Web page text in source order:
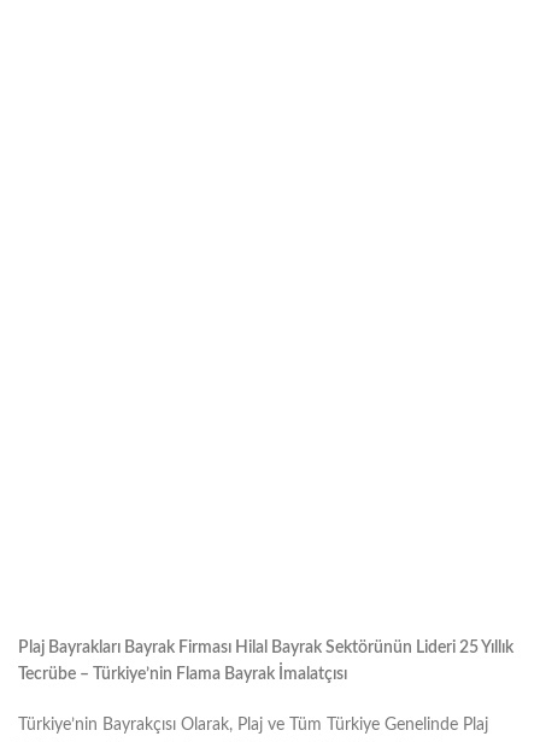
Plaj Bayrakları Bayrak Firması Hilal Bayrak Sektörünün Lideri 25 Yıllık
Tecrübe – Türkiye’nin Flama Bayrak İmalatçısı
Türkiye’nin Bayrakçısı Olarak, Plaj ve Tüm Türkiye Genelinde Plaj